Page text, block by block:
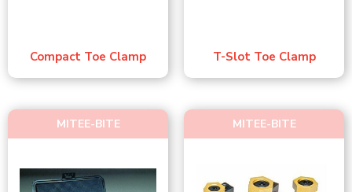
Compact Toe Clamp T-Slot Toe Clamp
MITEE-BITE MITEE-BITE